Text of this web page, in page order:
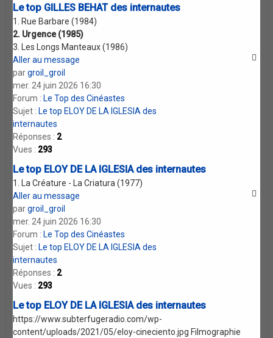
Le top GILLES BEHAT des internautes
1. Rue Barbare (1984)
2. Urgence (1985)
3. Les Longs Manteaux (1986)
Aller au message
pargroil_groil
mer. 24 juin 2026 16:30
Forum : Le Top des Cinéastes
Sujet : Le top ELOY DE LA IGLESIA des
internautes
Réponses : 2
Vues : 293
Le top ELOY DE LA IGLESIA des internautes
1. La Créature - La Criatura (1977)
Aller au message
pargroil_groil
mer. 24 juin 2026 16:30
Forum : Le Top des Cinéastes
Sujet : Le top ELOY DE LA IGLESIA des
internautes
Réponses : 2
Vues : 293
Le top ELOY DE LA IGLESIA des internautes
https://www.subterfugeradio.com/wp-
content/uploads/2021/05/eloy-cineciento.jpg Filmographie